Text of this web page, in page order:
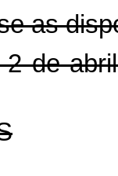
as
de